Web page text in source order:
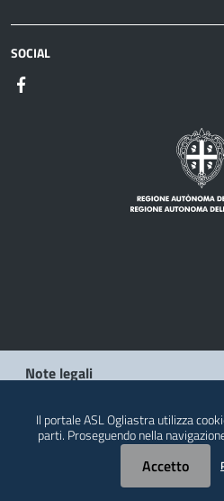
SOCIAL
Note legali
Contatti
© 2026
Il portale ASL Ogliastra utilizza
parti. Proseguendo nella
Accetto